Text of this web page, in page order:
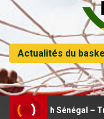
Actualités du
Sénégal – Tunisie